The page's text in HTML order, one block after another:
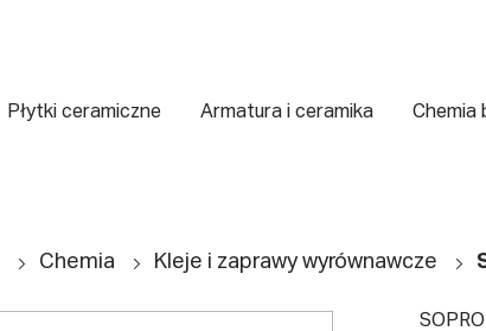
Płytki ceramiczne Armatura i ceramika Chemia
Chemia Kleje i zaprawy wyrównawcze
SOPRO